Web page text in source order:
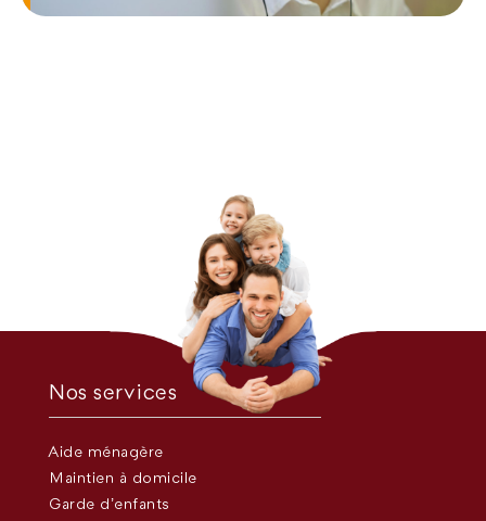
Nos services
Aide ménagère
Maintien à domicile
Garde d’enfants